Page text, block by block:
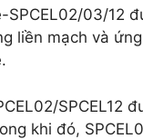
SPCEL02/03/12
liền mạch và
SPCEL12
khi đó,